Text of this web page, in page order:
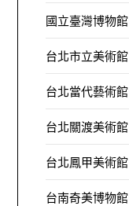
國立臺灣博物館
台北市立美術館
台北當代藝術館
台北關渡美術館
台北鳳甲美術館
台南奇美博物館